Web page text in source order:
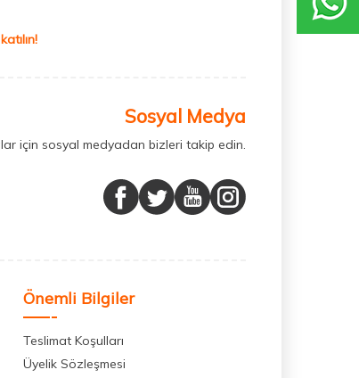
Sosyal Medya
için sosyal medyadan bizleri takip edin.
Önemli Bilgiler
Teslimat Koşulları
Üyelik Sözleşmesi